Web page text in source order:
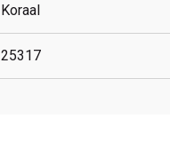
Koraal
25317